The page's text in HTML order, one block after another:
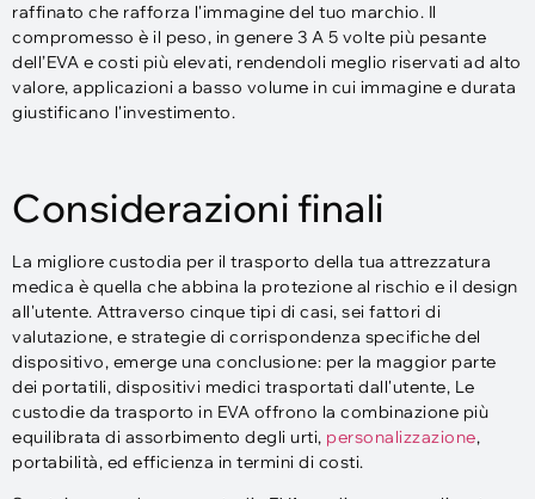
raffinato che rafforza l'immagine del tuo marchio. Il
compromesso è il peso, in genere 3 A 5 volte più pesante
dell’EVA e costi più elevati, rendendoli meglio riservati ad alto
valore, applicazioni a basso volume in cui immagine e durata
giustificano l'investimento.
Considerazioni finali
La migliore custodia per il trasporto della tua attrezzatura
medica è quella che abbina la protezione al rischio e il design
all'utente. Attraverso cinque tipi di casi, sei fattori di
valutazione, e strategie di corrispondenza specifiche del
dispositivo, emerge una conclusione: per la maggior parte
dei portatili, dispositivi medici trasportati dall'utente, Le
custodie da trasporto in EVA offrono la combinazione più
equilibrata di assorbimento degli urti, personalizzazione,
portabilità, ed efficienza in termini di costi.